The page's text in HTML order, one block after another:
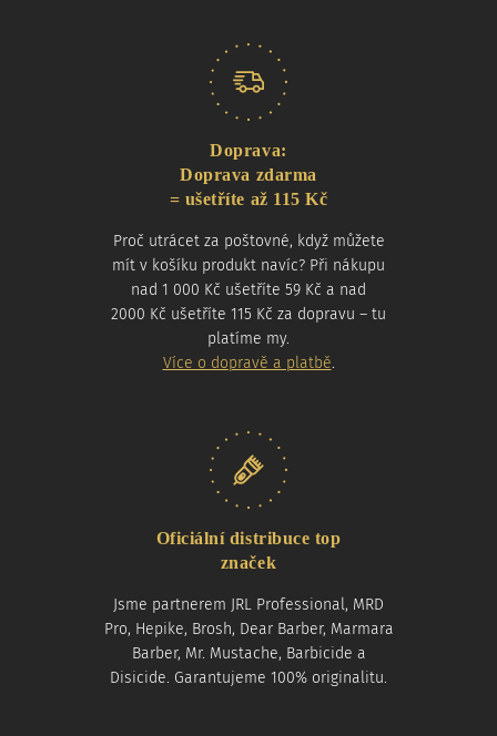
Doprava:
Doprava zdarma
= ušetříte až 115 Kč
Proč utrácet za poštovné, když můžete
mít v košíku produkt navíc? Při nákupu
nad 1 000 Kč ušetříte 59 Kč a nad
2000 Kč ušetříte 115 Kč za dopravu – tu
platíme my.
Více o dopravě a platbě.
Oficiální distribuce top
značek
Jsme partnerem JRL Professional, MRD
Pro, Hepike, Brosh, Dear Barber, Marmara
Barber, Mr. Mustache, Barbicide a
Disicide. Garantujeme 100% originalitu.